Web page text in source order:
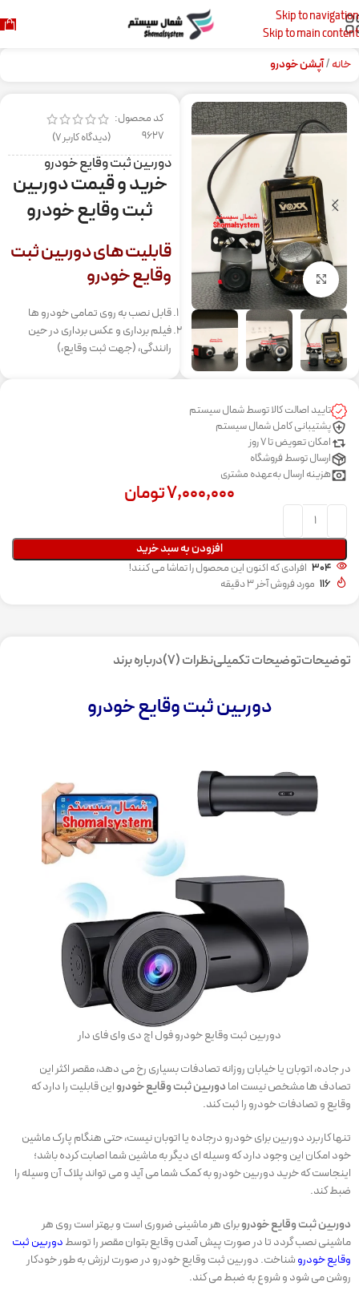
Skip to navigation
Skip to main content
خانه آپشن خودرو
برای بزرگنمایی کلیک کنید
کد محصول:
9627
(دیدگاه کاربر7
)
دوربین ثبت وقایع خودرو
خرید و قیمت دوربین
ثبت وقایع خودرو
قابلیت های دوربین ثبت
وقایع خودرو
قابل نصب به روی تمامی خودرو ها
فیلم برداری و عکس برداری در حین
رانندگی، (جهت ثبت وقایع،)
تایید اصالت کالا توسط شمال سیستم
پشتیبانی کامل شمال سیستم
امکان تعویض تا 7 روز
ارسال توسط فروشگاه
هزینه ارسال به‌عهده مشتری
۷,۰۰۰,۰۰۰تومان
افزودن به سبد خرید
304 افرادی که اکنون این محصول را تماشا می کنند!
116 مورد فروش آخر 3 دقیقه
توضیحاتتوضیحات تکمیلینظرات (7) درباره برند
دوربین ثبت وقایع خودرو
دوربین ثبت وقایع خودرو فول اچ دی وای فای دار
در جاده، اتوبان یا خیابان روزانه تصادفات بسیاری رخ می دهد، مقصر اکثر این
تصادف ها مشخص نیست امادوربین ثبتوقایعخودرواین قابلیت را دارد که
وقایع و تصادفات خودرو را ثبت کند.
تنها کاربرد دوربین برای خودرو درجاده یا اتوبان نیست، حتی هنگام پارک ماشین
خود امکان این وجود دارد که وسیله ای دیگر به ماشین شما اصابت کرده باشد؛
اینجاست که خرید دوربین خودرو به کمک شما می آید و می تواند پلاک آن وسیله را
ضبط کند.
دوربین ثبت وقایع خودروبرای هر ماشینی ضروری است و بهتر است روی هر
ماشینی نصب گردد تا در صورت پیش آمدن وقایع بتوان مقصر را توسطدوربین ثبت
وقایع خودروشناخت. دوربین ثبت وقایع خودرو در صورت لرزش به طور خودکار
روشن می شود و شروع به ضبط می کند.